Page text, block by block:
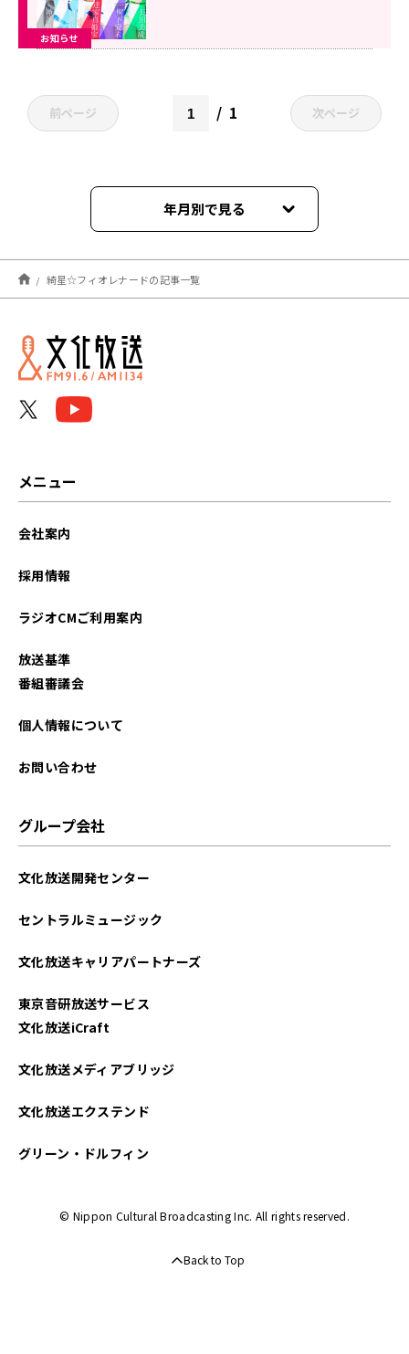
お知らせ
前ページ 1 次ページ
年月別で見る
2022年11月
綺星☆フィオレナードの記事一覧
メニュー
会社案内
採用情報
ラジオCMご利用案内
放送基準
番組審議会
個人情報について
お問い合わせ
グループ会社
文化放送開発センター
セントラルミュージック
文化放送キャリアパートナーズ
東京音研放送サービス
文化放送iCraft
文化放送メディアブリッジ
文化放送エクステンド
グリーン・ドルフィン
© Nippon Cultural Broadcasting Inc. All rights reserved.
Back to Top